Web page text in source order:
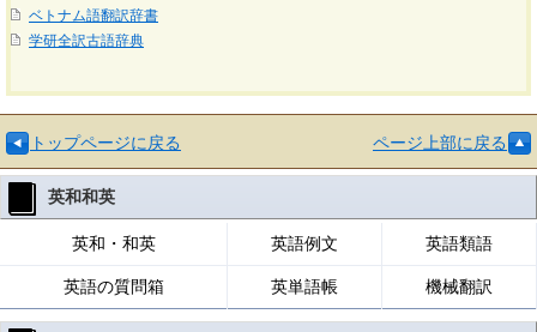
ベトナム語翻訳辞書
学研全訳古語辞典
トップページに戻る ページ上部に戻る
英和和英
英和・和英 英語例文 英語類語
英語の質問箱 英単語帳 機械翻訳